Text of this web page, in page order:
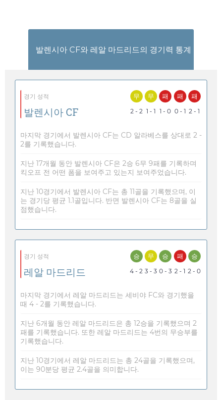
발렌시아 CF와 레알 마드리드의 경기력 통계
경기 성적
발렌시아 CF
무
2 - 2
무
1 - 1
패
1 - 0
패
0 - 1
패
2 - 1
마지막 경기에서 발렌시아 CF는 CD 알라베스를 상대로 2 -
2를 기록했습니다.
지난 17개월 동안 발렌시아 CF은 2승 6무 9패를 기록하며
킥오프 전 어떤 폼을 보여주고 있는지 보여주었습니다.
지난 10경기에서 발렌시아 CF는 총 11골을 기록했으며, 이
는 경기당 평균 1.1골입니다. 반면 발렌시아 CF는 8골을 실
점했습니다.
경기 성적
레알 마드리드
승
4 - 2
무
3 - 3
승
0 - 3
패
2 - 1
승
2 - 0
마지막 경기에서 레알 마드리드는 세비야 FC와 경기했을
때 4 - 2를 기록했습니다.
지난 6개월 동안 레알 마드리드은 총 12승을 기록했으며 2
패를 기록했습니다. 또한 레알 마드리드는 4번의 무승부를
기록했습니다.
지난 10경기에서 레알 마드리드는 총 24골을 기록했으며,
이는 90분당 평균 2.4골을 의미합니다.